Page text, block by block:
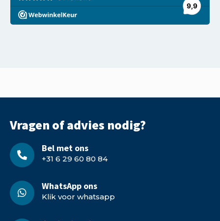
Vragen of advies nodig?
Bel met ons
+31 6 29 60 80 84
WhatsApp ons
Klik voor whatsapp